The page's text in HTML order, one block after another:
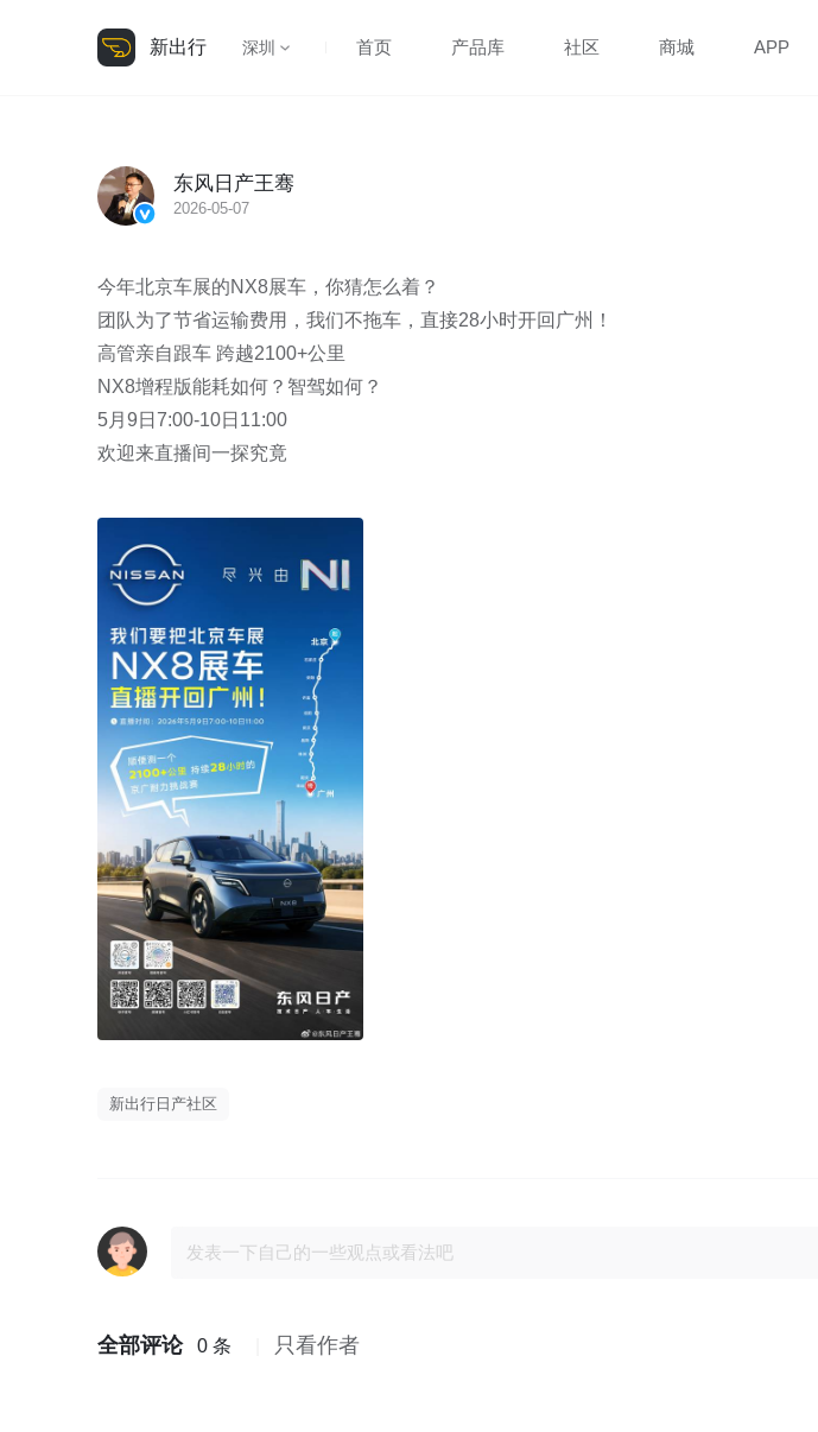
新出行 深圳 首页 产品库 社区 商城 APP
东风日产王骞
2026-05-07
今年北京车展的NX8展车，你猜怎么着？
团队为了节省运输费用，我们不拖车，直接28小时开回广州！
高管亲自跟车 跨越2100+公里
NX8增程版能耗如何？智驾如何？
5月9日7:00-10日11:00
欢迎来直播间一探究竟
新出行日产社区
全部评论 0 条 只看作者